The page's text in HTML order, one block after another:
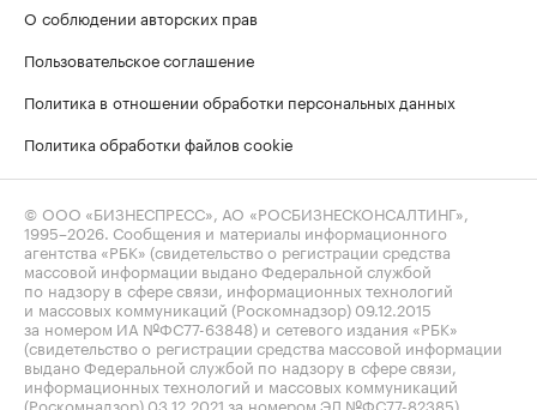
О соблюдении авторских прав
Пользовательское соглашение
Политика в отношении обработки персональных данных
Политика обработки файлов cookie
© ООО «БИЗНЕСПРЕСС», АО «РОСБИЗНЕСКОНСАЛТИНГ»,
1995–2026 . Сообщения и материалы информационного
агентства «РБК» (свидетельство о регистрации средства
массовой информации выдано Федеральной службой
по надзору в сфере связи, информационных технологий
и массовых коммуникаций (Роскомнадзор) 09.12.2015
за номером ИА №ФС77-63848) и сетевого издания «РБК»
(свидетельство о регистрации средства массовой информации
выдано Федеральной службой по надзору в сфере связи,
информационных технологий и массовых коммуникаций
(Роскомнадзор) 03.12.2021 за номером ЭЛ №ФС77-82385)